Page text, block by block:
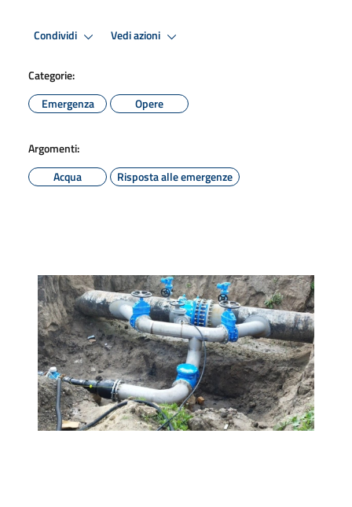
Condividi Vedi azioni
Categorie:
Emergenza
Opere
Argomenti:
Acqua
Risposta alle emergenze